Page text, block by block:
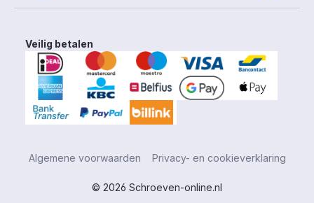
Veilig betalen
Algemene voorwaarden Privacy- en cookieverklaring
© 2026 Schroeven-online.nl